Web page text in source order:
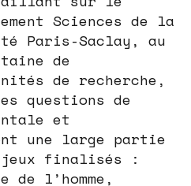
Sciences de la
Paris-Saclay, au
de
de recherche,
questions de
et
une large partie
finalisés :
l’homme,